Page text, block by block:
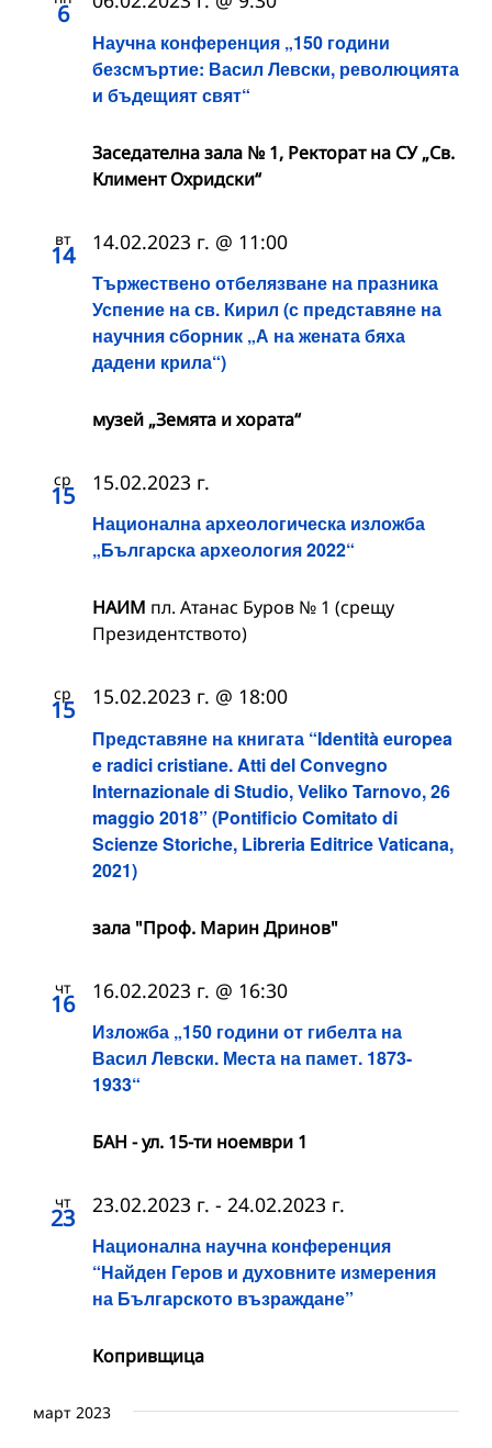
6
Научна конференция „150 години
безсмъртие: Васил Левски, революцията
и бъдещият свят“
Заседателна зала № 1, Ректорат на СУ „Св.
Климент Охридски“
вт
14
Тържествено отбелязване на празника
Успение на св. Кирил (с представяне на
научния сборник „А на жената бяха
дадени крила“)
14.02.2023 г. @ 11:00
музей „Земята и хората“
ср
15
Национална археологическа изложба
„Българска археология 2022“
15.02.2023 г.
НАИМ пл. Атанас Буров № 1 (срещу
Президентството)
ср
15
Представяне на книгата “Identità europea
e radici cristiane. Atti del Convegno
Internazionale di Studio, Veliko Tarnovo, 26
maggio 2018” (Pontificio Comitato di
Scienze Storiche, Libreria Editrice Vaticana,
2021)
15.02.2023 г. @ 18:00
зала "Проф. Марин Дринов"
чт
16
Изложба „150 години от гибелта на
Васил Левски. Места на памет. 1873-
1933“
16.02.2023 г. @ 16:30
БАН - ул. 15-ти ноември 1
чт
23
Национална научна конференция
“Найден Геров и духовните измерения
на Българското възраждане”
23.02.2023 г. - 24.02.2023 г.
Копривщица
март 2023